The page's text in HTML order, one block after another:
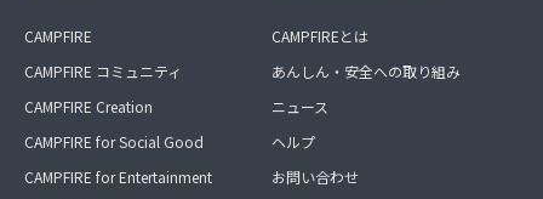
CAMPFIRE
CAMPFIRE コミュニティ
CAMPFIRE Creation
CAMPFIRE for Social Good
CAMPFIRE for Entertainment
CAMPFIREとは
あんしん・安全への取り組み
ニュース
ヘルプ
お問い合わせ